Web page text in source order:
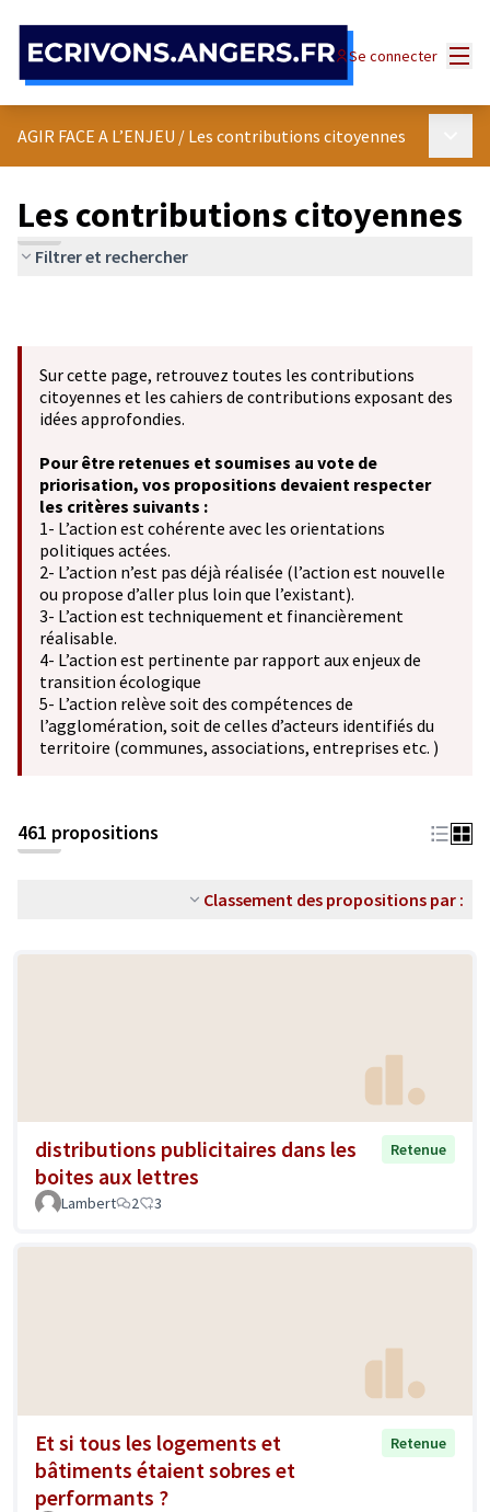
Se connecter
AGIR FACE A L’ENJEU / Les contributions citoyennes
Les contributions citoyennes
Filtrer et rechercher
Sur cette page, retrouvez toutes les contributions
citoyennes et les cahiers de contributions exposant des
idées approfondies.
Pour être retenues et soumises au vote de
priorisation, vos propositions devaient respecter
les critères suivants :
1- L’action est cohérente avec les orientations
politiques actées.
2- L’action n’est pas déjà réalisée (l’action est nouvelle
ou propose d’aller plus loin que l’existant).
3- L’action est techniquement et financièrement
réalisable.
4- L’action est pertinente par rapport aux enjeux de
transition écologique
5- L’action relève soit des compétences de
l’agglomération, soit de celles d’acteurs identifiés du
territoire (communes, associations, entreprises etc. )
461 propositions
Classement des propositions par :
distributions publicitaires dans les
boites aux lettres
Retenue
Lambert 2 3
Et si tous les logements et
bâtiments étaient sobres et
performants ?
Retenue